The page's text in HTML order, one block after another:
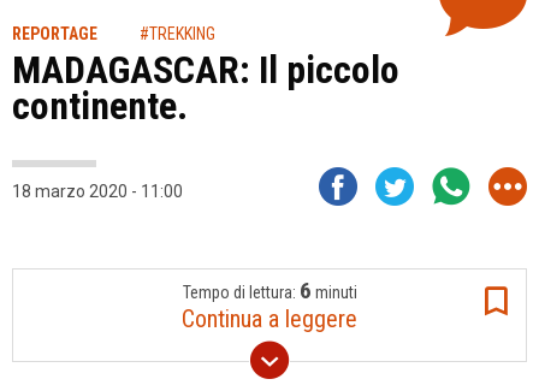
REPORTAGE #TREKKING
MADAGASCAR: Il piccolo
continente.
18 marzo 2020 - 11:00
Tempo di lettura: 6 minuti
Continua a leggere